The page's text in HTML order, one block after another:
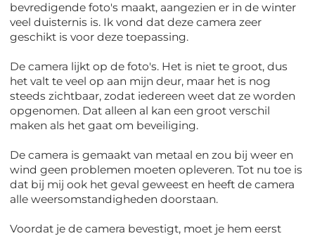
bevredigende foto's maakt, aangezien er in de winter
veel duisternis is. Ik vond dat deze camera zeer
geschikt is voor deze toepassing.
De camera lijkt op de foto's. Het is niet te groot, dus
het valt te veel op aan mijn deur, maar het is nog
steeds zichtbaar, zodat iedereen weet dat ze worden
opgenomen. Dat alleen al kan een groot verschil
maken als het gaat om beveiliging.
De camera is gemaakt van metaal en zou bij weer en
wind geen problemen moeten opleveren. Tot nu toe is
dat bij mij ook het geval geweest en heeft de camera
alle weersomstandigheden doorstaan.
Voordat je de camera bevestigt, moet je hem eerst